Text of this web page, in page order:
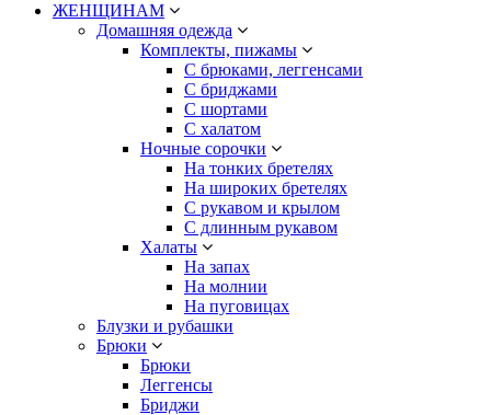
ЖЕНЩИНАМ
Домашняя одежда
Комплекты, пижамы
С брюками, леггенсами
С бриджами
С шортами
С халатом
Ночные сорочки
На тонких бретелях
На широких бретелях
С рукавом и крылом
С длинным рукавом
Халаты
На запах
На молнии
На пуговицах
Блузки и рубашки
Брюки
Брюки
Леггенсы
Бриджи